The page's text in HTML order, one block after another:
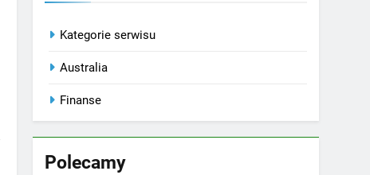
Kategorie serwisu
Australia
Finanse
Polecamy